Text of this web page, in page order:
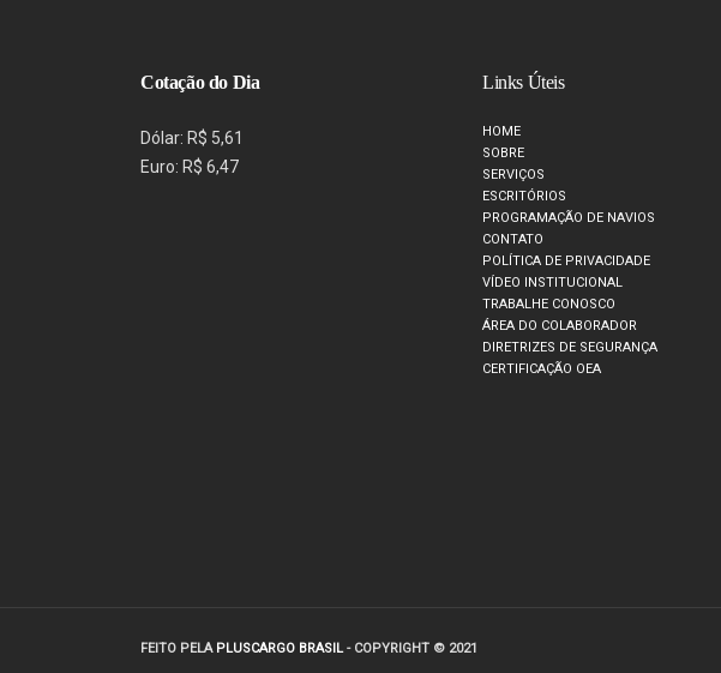
Cotação do Dia
Dólar: R$ 5,61
Euro: R$ 6,47
Links Úteis
HOME
SOBRE
SERVIÇOS
ESCRITÓRIOS
PROGRAMAÇÃO DE NAVIOS
CONTATO
POLÍTICA DE PRIVACIDADE
VÍDEO INSTITUCIONAL
TRABALHE CONOSCO
ÁREA DO COLABORADOR
DIRETRIZES DE SEGURANÇA
CERTIFICAÇÃO OEA
FEITO PELA PLUSCARGO BRASIL- COPYRIGHT © 2021